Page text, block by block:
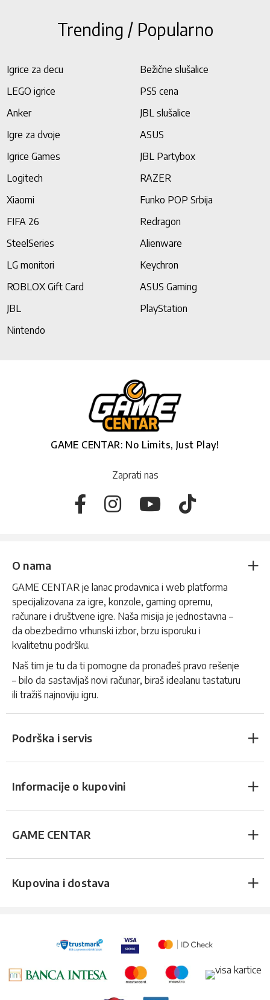
Trending / Popularno
Igrice za decu
Bežične slušalice
LEGO igrice
PS5 cena
Anker
JBL slušalice
Igre za dvoje
ASUS
Igrice Games
JBL Partybox
Logitech
RAZER
Xiaomi
Funko POP Srbija
FIFA 26
Redragon
SteelSeries
Alienware
LG monitori
Keychron
ROBLOX Gift Card
ASUS Gaming
JBL
PlayStation
Nintendo
GAME CENTAR: No Limits, Just Play!
Zaprati nas
O nama
GAME CENTAR je lanac prodavnica i web platforma
specijalizovana za igre, konzole, gaming opremu,
računare i društvene igre. Naša misija je jednostavna –
da obezbedimo vrhunski izbor, brzu isporuku i
kvalitetnu podršku.
Naš tim je tu da ti pomogne da pronađeš pravo rešenje
– bilo da sastavljaš novi računar, biraš idealanu tastaturu
ili tražiš najnoviju igru.
Podrška i servis
Informacije o kupovini
GAME CENTAR
Kupovina i dostava